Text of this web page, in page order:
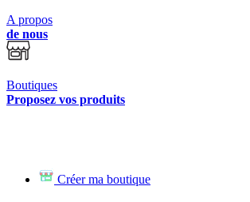
A propos
de nous
Boutiques
Proposez vos produits
Créer ma boutique